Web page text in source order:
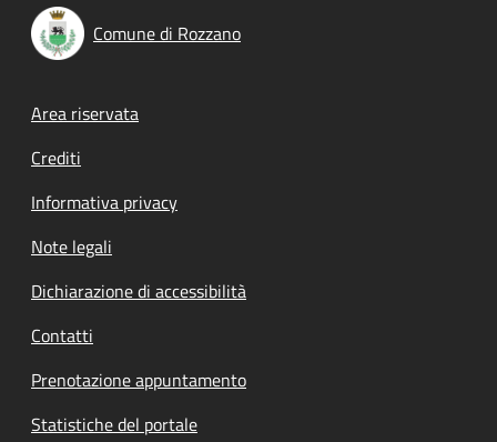
Comune di Rozzano
Footer menu
Area riservata
Crediti
Informativa privacy
Note legali
Dichiarazione di accessibilità
Contatti
Prenotazione appuntamento
Statistiche del portale